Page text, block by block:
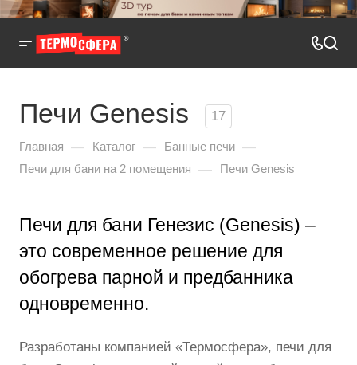
Печи Genesis 17
Главная — Каталог — Банные печи —
Печи для бани на 2 помещения — Печи Genesis
Печи для бани Генезис (Genesis) –
это современное решение для
обогрева парной и предбанника
одновременно.
Разработаны компанией «Термосфера», печи для